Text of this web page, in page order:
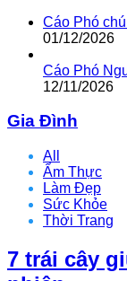
Cáo Phó
01/12/2026
Cáo Phó
12/11/2026
Gia Đình
All
Ẩm Thực
Làm Đẹp
Sức Khỏe
Thời Trang
7 trái cây